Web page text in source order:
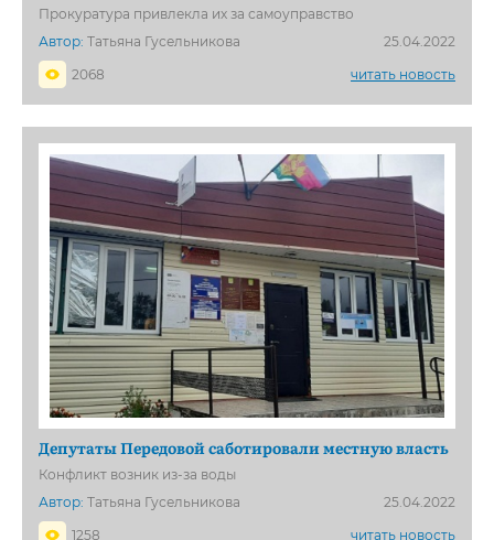
Прокуратура привлекла их за самоуправство
Автор: Татьяна Гусельникова
25.04.2022
2068
читать новость
Депутаты Передовой саботировали местную власть
Конфликт возник из-за воды
Автор: Татьяна Гусельникова
25.04.2022
1258
читать новость